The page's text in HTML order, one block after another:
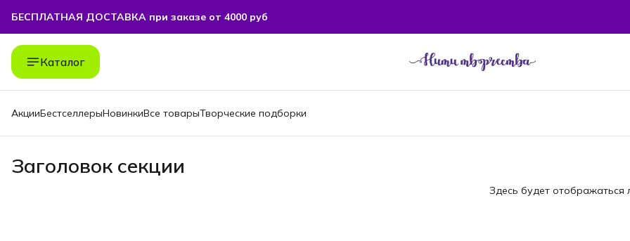
БЕСПЛАТНАЯ ДОСТАВКА при заказе от 4000 руб
Каталог
АкцииБестселлерыНовинкиВсе товарыТворческие подборки
Заголовок секции
Здесь будет отображаться